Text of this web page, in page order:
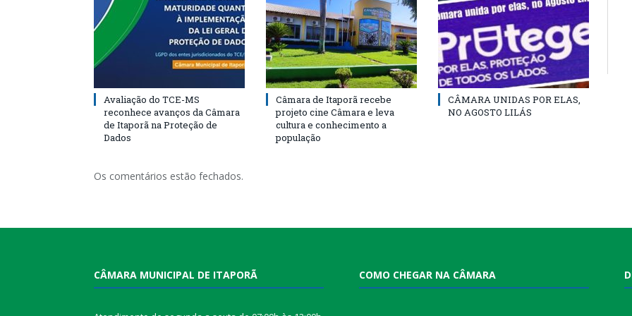
Avaliação do TCE-MS
reconhece avanços da Câmara
de Itaporã na Proteção de
Dados
Câmara de Itaporã recebe
projeto cine Câmara e leva
cultura e conhecimento a
população
CÂMARA UNIDAS POR ELAS,
NO AGOSTO LILÁS
Os comentários estão fechados.
CÂMARA MUNICIPAL DE ITAPORÃ COMO CHEGAR NA CÂMARA